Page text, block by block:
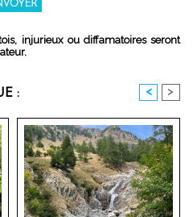
injurieux ou diffamatoires seront
: < >